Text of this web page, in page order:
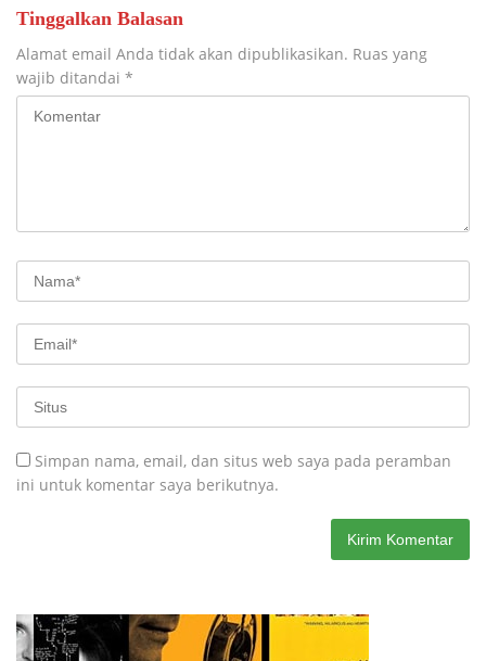
Tinggalkan Balasan
Alamat email Anda tidak akan dipublikasikan. Ruas yang
wajib ditandai *
Simpan nama, email, dan situs web saya pada peramban
ini untuk komentar saya berikutnya.